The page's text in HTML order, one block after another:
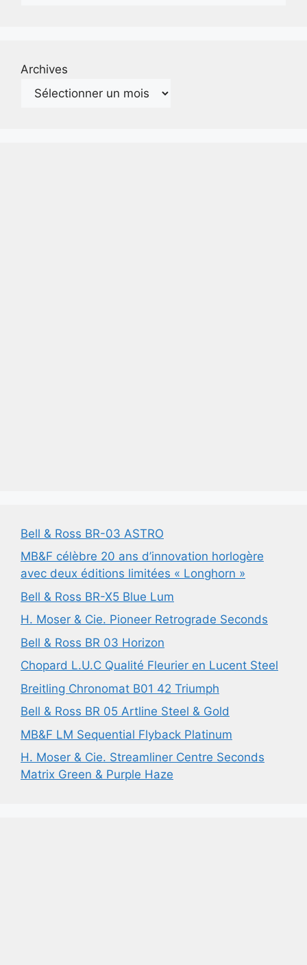
Archives
Bell & Ross BR-03 ASTRO
MB&F célèbre 20 ans d’innovation horlogère
avec deux éditions limitées « Longhorn »
Bell & Ross BR-X5 Blue Lum
H. Moser & Cie. Pioneer Retrograde Seconds
Bell & Ross BR 03 Horizon
Chopard L.U.C Qualité Fleurier en Lucent Steel
Breitling Chronomat B01 42 Triumph
Bell & Ross BR 05 Artline Steel & Gold
MB&F LM Sequential Flyback Platinum
H. Moser & Cie. Streamliner Centre Seconds
Matrix Green & Purple Haze